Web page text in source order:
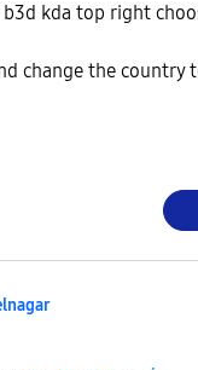
b3d kda top right
change the country